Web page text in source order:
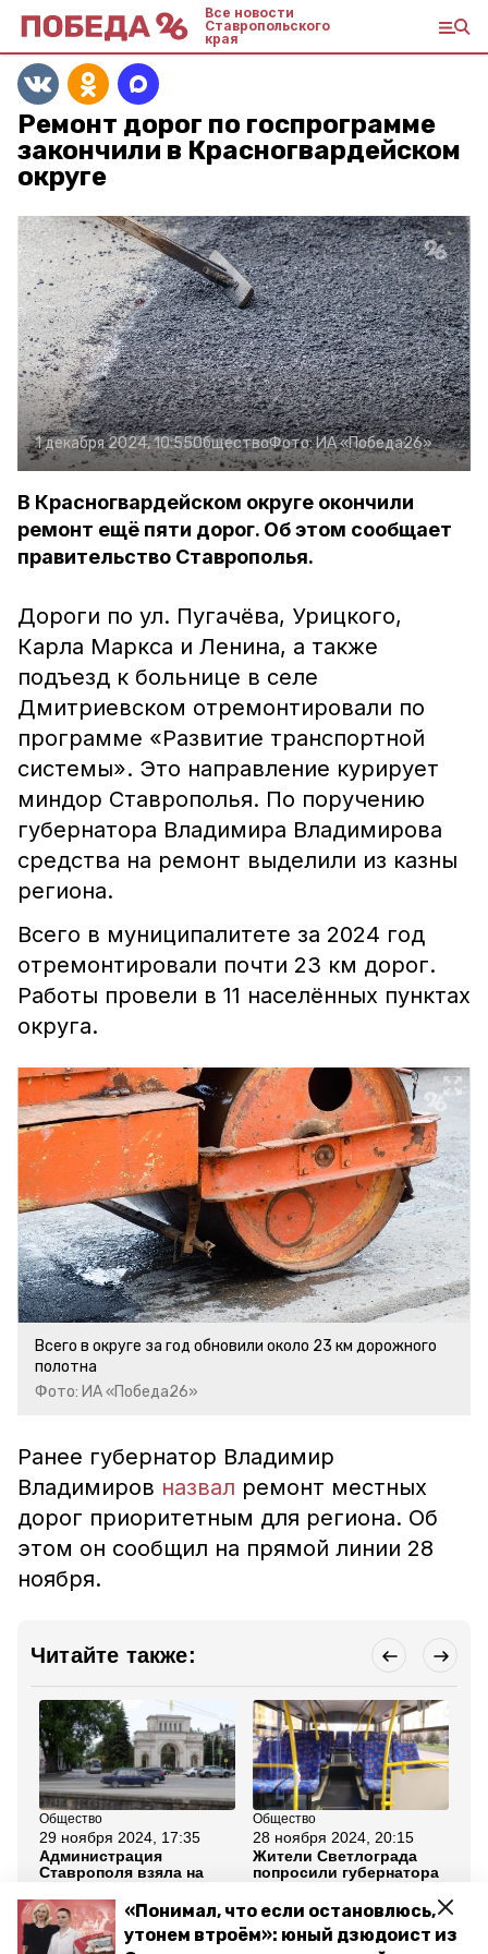
«Понимал, что если остановлюсь,
утонем втроём»: юный дзюдоист из
Все новости
Ставропольского
края
Ремонт дорог по госпрограмме
закончили в Красногвардейском
округе
1 декабря 2024, 10:55ОбществоФото:ИА «Победа26»
В Красногвардейском округе окончили
ремонт ещё пяти дорог. Об этом сообщает
правительство Ставрополья.
Дороги по ул. Пугачёва, Урицкого,
Карла Маркса и Ленина, а также
подъезд к больнице в селе
Дмитриевском отремонтировали по
программе «Развитие транспортной
системы». Это направление курирует
миндор Ставрополья. По поручению
губернатора Владимира Владимирова
средства на ремонт выделили из казны
региона.
Всего в муниципалитете за 2024 год
отремонтировали почти 23 км дорог.
Работы провели в 11 населённых пунктах
округа.
Всего в округе за год обновили около 23 км дорожного
полотна
Фото: ИА «Победа26»
Ранее губернатор Владимир
Владимиров назвал ремонт местных
дорог приоритетным для региона. Об
этом он сообщил на прямой линии 28
ноября.
Читайте также:
Общество
29 ноября 2024, 17:35
Администрация
Ставрополя взяла на
губернатора с прямой
линии
Общество
28 ноября 2024, 20:15
Жители Светлограда
попросили губернатора
маршрутом №7